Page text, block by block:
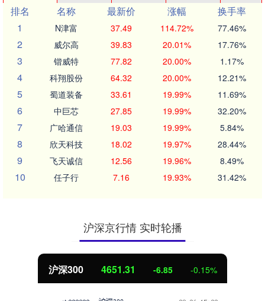
排名
名称 最新价 涨幅
换手率
1
N津富 37.49 114.72% 77.46%
2 威尔高 39.83 20.01% 17.76%
3 锴威特 77.82 20.00% 1.17%
4 科翔股份 64.32 20.00% 12.21%
5 蜀道装备 33.61 19.99% 11.69%
6 中巨芯 27.85 19.99% 32.20%
7 广哈通信 19.03 19.99% 5.84%
8 欣天科技 18.02 19.97% 28.44%
9 飞天诚信 12.56 19.96% 8.49%
10 任子行 7.16 19.93% 31.42%
沪深京行情 实时轮播
沪深300 4651.31 -6.85 -0.15%